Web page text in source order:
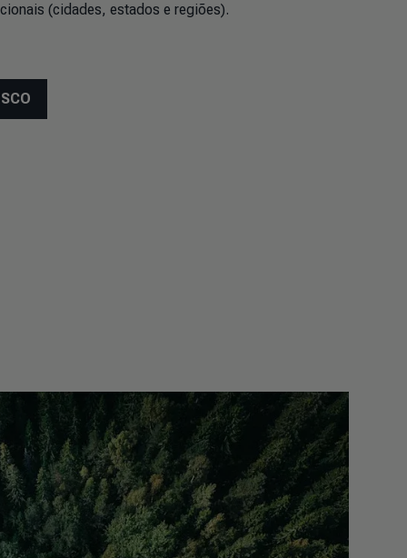
(cidades, estados e regiões).